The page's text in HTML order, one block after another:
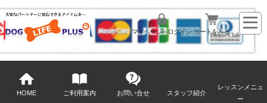
マイページへログイン カートをみる
HOME ご利用案内 お問い合せ スタッフ紹介
レッスンメニュ
ー